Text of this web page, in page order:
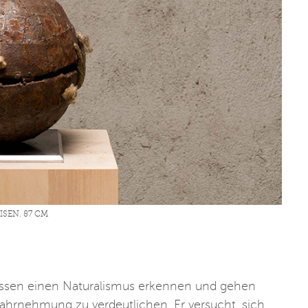
87 CM
einen Naturalismus erkennen und gehen
zu verdeutlichen. Er versucht, sich